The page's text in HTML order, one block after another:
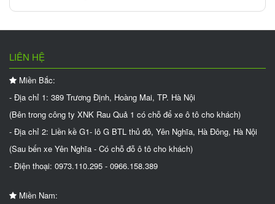
LIÊN HỆ
Miền Bắc:
- Địa chỉ 1: 389 Trương Định, Hoàng Mai, TP. Hà Nội
(Bên trong công ty XNK Rau Quả 1 có chỗ để xe ô tô cho khách)
- Địa chỉ 2: Liền kề G1- lô G BTL thủ đô, Yên Nghĩa, Hà Đông, Hà Nội
(Sau bến xe Yên Nghĩa - Có chỗ đỗ ô tô cho khách)
- Điện thoại: 0973.110.295 - 0966.158.389
Miền Nam: